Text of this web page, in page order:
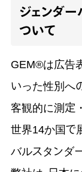
ジェンダー
ついて
GEM®は広告
いった性別へ
観的に測定・
世界14か国で
バルスタンダ